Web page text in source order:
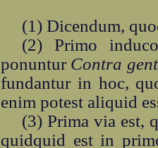
(1) Dicendum,
(2) Primo
ponuntur Contra
fundantur in hoc,
enim potest aliquid
(3) Prima via est,
quidquid est in